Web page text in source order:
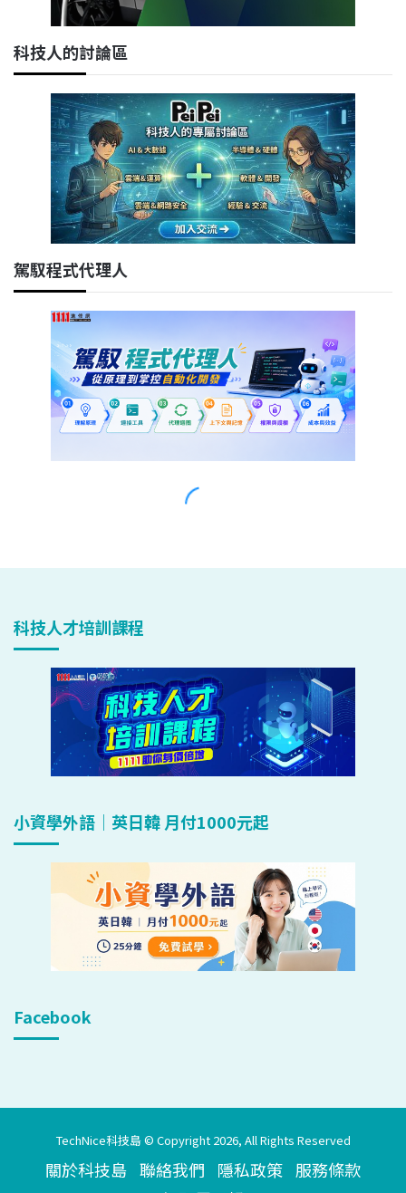
科技人才培訓課程
小資學外語｜英日韓 月付1000元起
Facebook
TechNice科技島 © Copyright 2026, All Rights Reserved
關於科技島 聯絡我們 隱私政策 服務條款